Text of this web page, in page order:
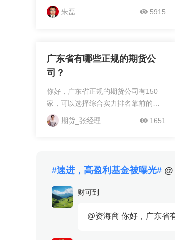
朱磊 5915
广东省有哪些正规的期货公
司？
你好，广东省正规的期货公司有150
家，可以选择综合实力排名靠前的，
并且拥有稳定的ctp交易通道，可以给
你推荐几家，比如：广发期货、新湖
期货_张经理 1651
#速进，高盈利基金被曝光#
财可到
@资海商 你好，广东省